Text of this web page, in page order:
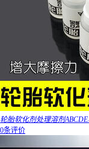
轮胎软化剂处理溶剂
0条评价